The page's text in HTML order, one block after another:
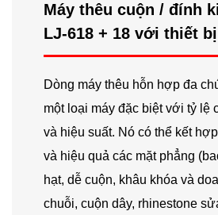
Máy thêu cuộn / đính
LJ-618 + 18 với thiết
Dòng máy thêu hỗn hợp đa
một loại máy đặc biệt với tỷ lệ
và hiệu suất. Nó có thể kết
và hiệu quả các mặt phẳng
hạt, dễ cuộn, khâu khóa và
chuỗi, cuộn dây, rhinestone